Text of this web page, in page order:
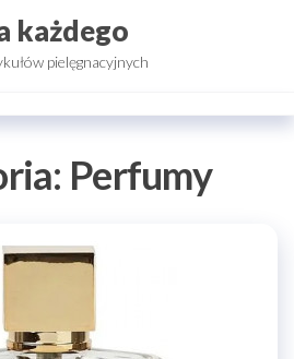
każdego
pielęgnacyjnych
Perfumy